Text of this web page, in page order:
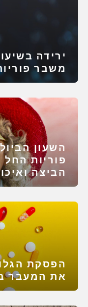
ירידה
משבר
השעון
הביצה
הפסקת
את המעבר